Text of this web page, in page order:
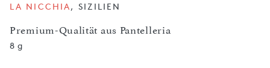
Premium-Qualität aus Pantelleria
LA NICCHIA, SIZILIEN
8 g